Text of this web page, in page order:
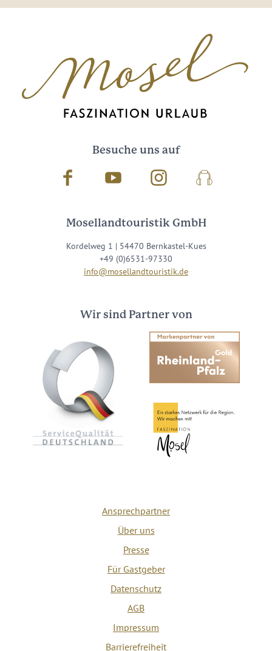
Besuche uns auf
Facebook Youtube InstagramPodcast
Mosellandtouristik GmbH
Kordelweg 1 | 54470 Bernkastel-Kues
+49 (0)6531-97330
info@mosellandtouristik.de
Wir sind Partner von
Ansprechpartner
Über uns
Presse
Für Gastgeber
Datenschutz
AGB
Impressum
Barrierefreiheit